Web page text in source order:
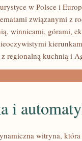
w Polsce i
związanymi z
winnicami, górami,
regionalną kuchnią i
i
witryna, która